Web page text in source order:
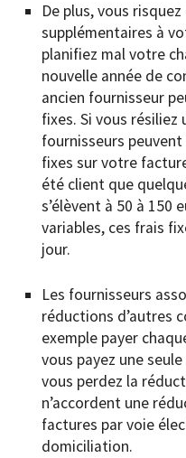
De plus, vous
supplémentaires à
planifiez mal votre
nouvelle année de
ancien fournisseur
fixes. Si vous résiliez
fournisseurs
fixes sur votre
été client que
s’élèvent à 50 à 150
variables, ces frais
jour.
Les fournisseurs
réductions d’autres
exemple payer
vous payez une
vous perdez la
n’accordent une
factures par voie
domiciliation.